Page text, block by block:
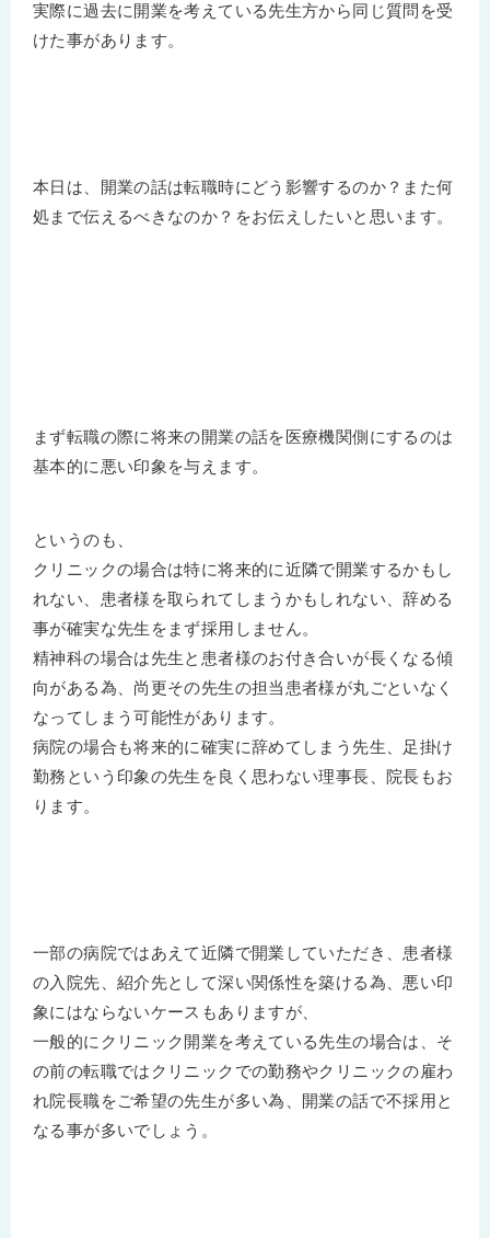
実際に過去に開業を考えている先生方から同じ質問を受
けた事があります。
本日は、開業の話は転職時にどう影響するのか？また何
処まで伝えるべきなのか？をお伝えしたいと思います。
まず転職の際に将来の開業の話を医療機関側にするのは
基本的に悪い印象を与えます。
というのも、
クリニックの場合は特に将来的に近隣で開業するかもし
れない、患者様を取られてしまうかもしれない、辞める
事が確実な先生をまず採用しません。
精神科の場合は先生と患者様のお付き合いが長くなる傾
向がある為、尚更その先生の担当患者様が丸ごといなく
なってしまう可能性があります。
病院の場合も将来的に確実に辞めてしまう先生、足掛け
勤務という印象の先生を良く思わない理事長、院長もお
ります。
一部の病院ではあえて近隣で開業していただき、患者様
の入院先、紹介先として深い関係性を築ける為、悪い印
象にはならないケースもありますが、
一般的にクリニック開業を考えている先生の場合は、そ
の前の転職ではクリニックでの勤務やクリニックの雇わ
れ院長職をご希望の先生が多い為、開業の話で不採用と
なる事が多いでしょう。